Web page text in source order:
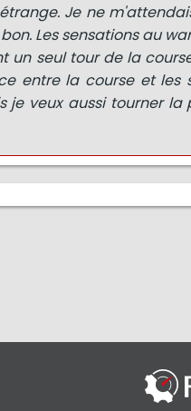
Je ne
Les sensations au
un seul tour de la
entre la course et les
je veux aussi tourner